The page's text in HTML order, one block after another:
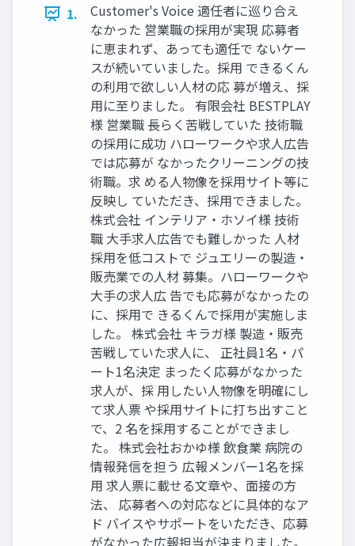
1.
Customer's Voice 適任者に巡り合え
なかった 営業職の採用が実現 応募者
に恵まれず、あっても適任で ないケー
スが続いていました。採用 できるくん
の利用で欲しい人材の応 募が増え、採
用に至りました。 有限会社 BESTPLAY
様 営業職 長らく苦戦していた 技術職
の採用に成功 ハローワークや求人広告
では応募が なかったクリーニングの技
術職。求 める人物像を採用サイト等に
反映し ていただき、採用できました。
株式会社 インテリア・ホソイ様 技術
職 大手求人広告でも難しかった 人材
採用を低コストで ジュエリーの製造・
販売業での人材 募集。ハローワークや
大手の求人広 告でも応募がなかったの
に、採用で きるくんで採用が実施しま
した。 株式会社 キラガ様 製造・販売
苦戦していた求人に、 正社員1名・パ
ート1名決定 まったく応募がなかった
求人が、採 用したい人物像を明確にし
て求人票 や採用サイトに打ち出すこと
で、2 名を採用することができまし
た。 株式会社おかゆ様 飲食業 病院の
情報発信を担う 広報メンバー1名を採
用 求人票に載せる文章や、面接の方
法、 応募者への対応などに具体的なア
ド バイスやサポートをいただき、応募
がなかった広報担当が決まりました。